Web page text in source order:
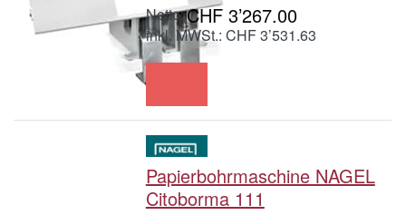
CHF 3’267.00
inkl. MWSt.: CHF 3’531.63
Papierbohrmaschine NAGEL
Citoborma 111